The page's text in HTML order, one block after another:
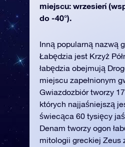
miejscu: wrzesień
do -40°).
Inną popularną nazwą
Łabędzia jest Krzyż
łabędzia obejmują
miejscu zapełnionym
Gwiazdozbiór tworzy
których najjaśniejszą
świecąca 60 tysięcy
Denam tworzy ogon
mitologii greckiej Zeus